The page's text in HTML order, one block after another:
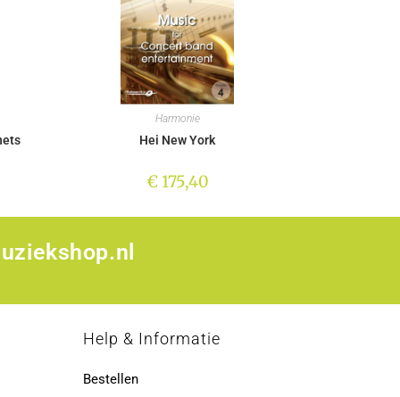
Harmonie
Hei New York
€175,40
Help & Informatie
Bestellen